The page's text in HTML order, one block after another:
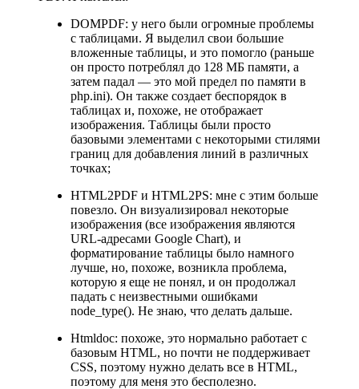
DOMPDF: у него были огромные проблемы
с таблицами. Я выделил свои большие
вложенные таблицы, и это помогло (раньше
он просто потреблял до 128 МБ памяти, а
затем падал — это мой предел по памяти в
php.ini). Он также создает беспорядок в
таблицах и, похоже, не отображает
изображения. Таблицы были просто
базовыми элементами с некоторыми стилями
границ для добавления линий в различных
точках;
HTML2PDF и HTML2PS: мне с этим больше
повезло. Он визуализировал некоторые
изображения (все изображения являются
URL-адресами Google Chart), и
форматирование таблицы было намного
лучше, но, похоже, возникла проблема,
которую я еще не понял, и он продолжал
падать с неизвестными ошибками
node_type(). Не знаю, что делать дальше.
Htmldoc: похоже, это нормально работает с
базовым HTML, но почти не поддерживает
CSS, поэтому нужно делать все в HTML,
поэтому для меня это бесполезно.